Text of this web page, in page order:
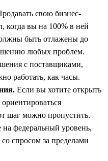
свою бизнес-
когда вы на 100% в ней
быть отлажены до
любых проблем.
с поставщиками,
работать, как часы.
Если вы хотите открыть
шаг можно пропустить.
федеральный уровень,
спросом за пределами